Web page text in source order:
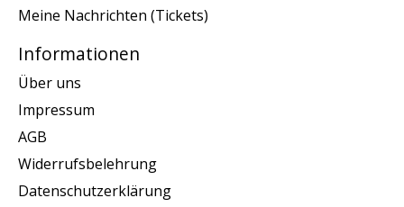
Meine Nachrichten (Tickets)
Informationen
Über uns
Impressum
AGB
Widerrufsbelehrung
Datenschutzerklärung